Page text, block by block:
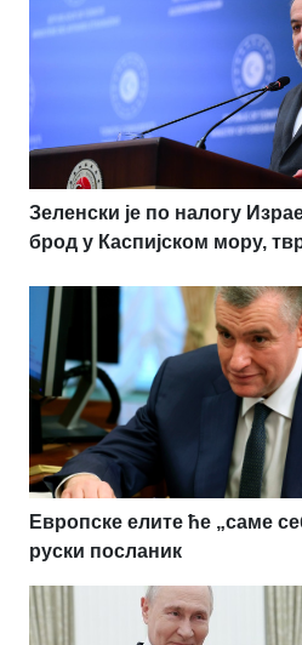
Зеленски је по налогу
брод у Каспијском мору,
Европске елите ће „саме
руски посланик